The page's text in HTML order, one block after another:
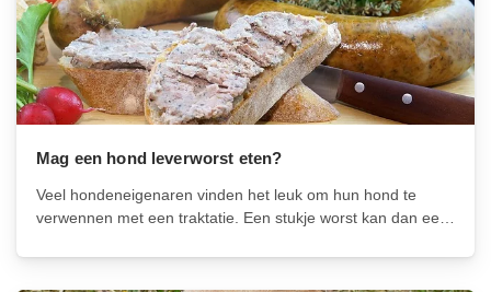
Mag een hond leverworst eten?
Veel hondeneigenaren vinden het leuk om hun hond te
verwennen met een traktatie. Een stukje worst kan dan een
Is dit veilig voor je trouwe viervoeter om te eten?...